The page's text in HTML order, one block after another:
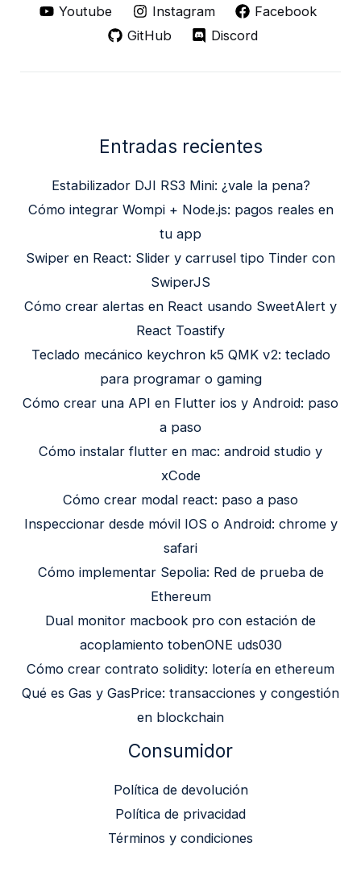
Youtube Instagram
Facebook
GitHub
Discord
Entradas recientes
Estabilizador DJI RS3 Mini: ¿vale la pena?
Cómo integrar Wompi + Node.js: pagos reales en
tu app
Swiper en React: Slider y carrusel tipo Tinder con
SwiperJS
Cómo crear alertas en React usando SweetAlert y
React Toastify
Teclado mecánico keychron k5 QMK v2: teclado
para programar o gaming
Cómo crear una API en Flutter ios y Android: paso
a paso
Cómo instalar flutter en mac: android studio y
xCode
Cómo crear modal react: paso a paso
Inspeccionar desde móvil IOS o Android: chrome y
safari
Cómo implementar Sepolia: Red de prueba de
Ethereum
Dual monitor macbook pro con estación de
acoplamiento tobenONE uds030
Cómo crear contrato solidity: lotería en ethereum
Qué es Gas y GasPrice: transacciones y congestión
en blockchain
Consumidor
Política de devolución
Política de privacidad
Términos y condiciones